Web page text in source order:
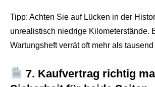
Tipp: Achten Sie auf Lücken in der
unrealistisch niedrige Kilometerstände.
Wartungsheft verrät oft mehr als tausend
7. Kaufvertrag richtig